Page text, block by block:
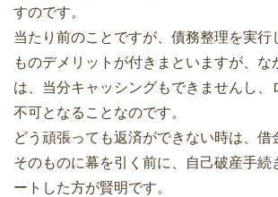
すのです。
当たり前のことですが、債務整理を実行
ものデメリットが付きまといますが、な
は、当分キャッシングもできませんし、
不可となることなのです。
どう頑張っても返済ができない時は、借
そのものに幕を引く前に、自己破産手続
ートした方が賢明です。